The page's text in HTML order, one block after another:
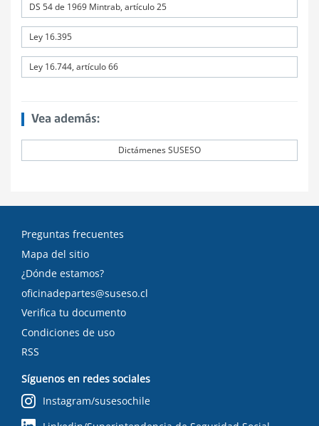
DS 54 de 1969 Mintrab, artículo 25
Ley 16.395
Ley 16.744, artículo 66
Vea además:
Dictámenes SUSESO
Preguntas frecuentes
Mapa del sitio
¿Dónde estamos?
oficinadepartes@suseso.cl
Verifica tu documento
Condiciones de uso
RSS
Síguenos en redes sociales
Instagram/susesochile